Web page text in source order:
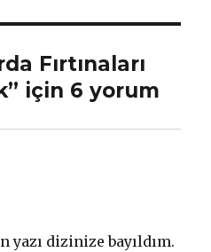
Fırtınaları
için 6 yorum
dizinize bayıldım.